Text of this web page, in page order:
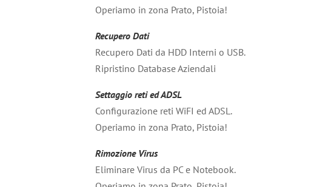
Operiamo in zona Prato, Pistoia!
Recupero Dati
Recupero Dati da HDD Interni o USB.
Ripristino Database Aziendali
Settaggio reti ed ADSL
Configurazione reti WiFI ed ADSL.
Operiamo in zona Prato, Pistoia!
Rimozione Virus
Eliminare Virus da PC e Notebook.